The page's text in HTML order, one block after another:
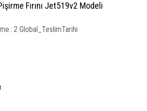
Fırını Jet519v2 Modeli
: 2 Global_TeslimTarihi